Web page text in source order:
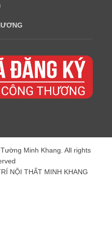
Minh Khang. All rights
NỘI THẤT MINH KHANG